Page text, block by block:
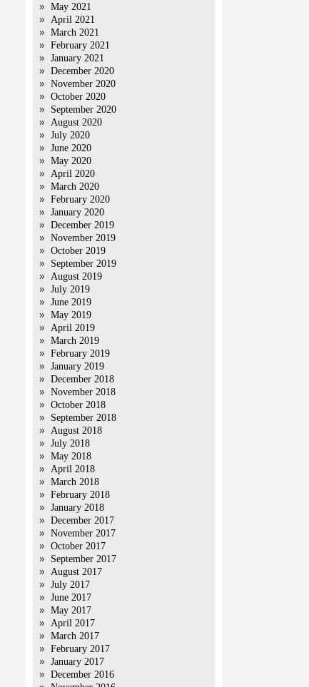
May 2021
April 2021
March 2021
February 2021
January 2021
December 2020
November 2020
October 2020
September 2020
August 2020
July 2020
June 2020
May 2020
April 2020
March 2020
February 2020
January 2020
December 2019
November 2019
October 2019
September 2019
August 2019
July 2019
June 2019
May 2019
April 2019
March 2019
February 2019
January 2019
December 2018
November 2018
October 2018
September 2018
August 2018
July 2018
May 2018
April 2018
March 2018
February 2018
January 2018
December 2017
November 2017
October 2017
September 2017
August 2017
July 2017
June 2017
May 2017
April 2017
March 2017
February 2017
January 2017
December 2016